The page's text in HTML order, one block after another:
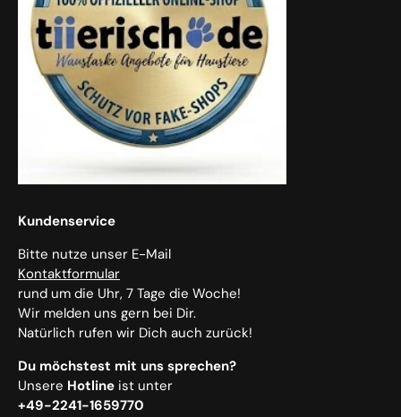
Kundenservice
Bitte nutze unser E-Mail
Kontaktformular
rund um die Uhr, 7 Tage die Woche!
Wir melden uns gern bei Dir.
Natürlich rufen wir Dich auch zurück!
Du möchstest mit uns sprechen?
Unsere Hotline ist unter
+49-2241-1659770